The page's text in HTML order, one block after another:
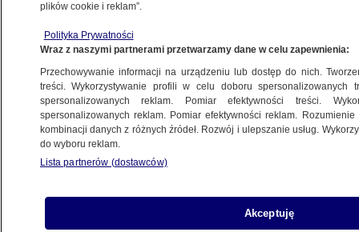
Pełczyńska-Nałęcz: "wicepremier
może więcej niż minister". A jak jest
Zuzanna Karczewska
Wotum zaufania dla rządu. Po co?
"Można przeliczyć szable"
Zuzanna Karczewska,Michał Istel
w historii"? I tak, i nie
plików cookie i reklam”.
Polityka Prywatności
Wraz z naszymi partnerami przetwarzamy dane w celu zapewnienia:
Przechowywanie informacji na urządzeniu lub dostęp do nich.
treści. Wykorzystywanie profili w celu doboru spersonalizowanych
spersonalizowanych reklam. Pomiar efektywności treści.
spersonalizowanych reklam. Pomiar efektywności reklam.
kombinacji danych z różnych źródeł. Rozwój i ulepszanie usług.
do wyboru reklam.
Lista partnerów (dostawców)
Akceptuję